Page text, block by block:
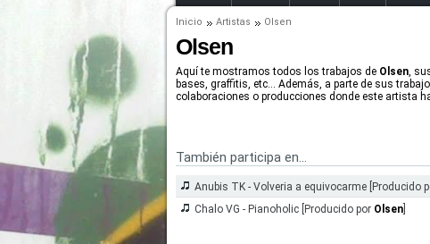
Inicio Artistas Olsen
Olsen
Aquí te mostramos todos los trabajos de Olsen,
bases, graffitis, etc... Además, a parte de sus
colaboraciones o producciones donde este artista
También participa en...
Anubis TK - Volveria a equivocarme [Producido
Chalo VG - Pianoholic [Producido por Olsen